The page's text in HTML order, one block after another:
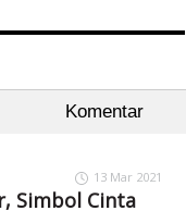
Komentar
13 Mar 2021
Simbol Cinta